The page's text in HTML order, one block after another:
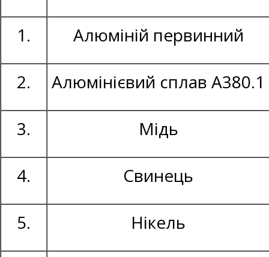
1. Алюміній первинний
2. Алюмінієвий сплав А380.1
3. Мідь
4. Свинець
5. Нікель